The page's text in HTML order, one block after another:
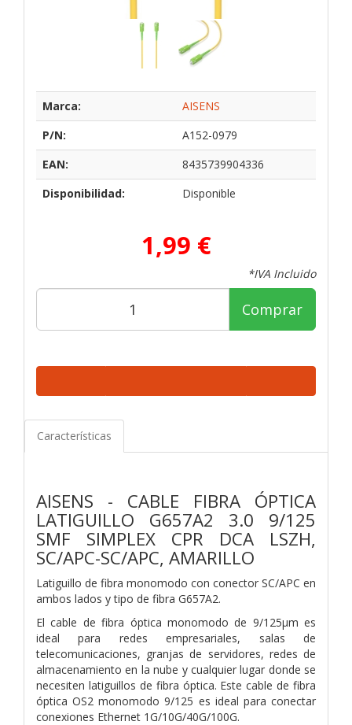
Marca:
AISENS
P/N:
A152-0979
EAN:
8435739904336
Disponibilidad:
Disponible
1,99 €
*IVA Incluido
Comprar
Características
AISENS - CABLE FIBRA ÓPTICA
LATIGUILLO G657A2 3.0 9/125
SMF SIMPLEX CPR DCA LSZH,
SC/APC-SC/APC, AMARILLO
Latiguillo de fibra monomodo con conector SC/APC en
ambos lados y tipo de fibra G657A2.
El cable de fibra óptica monomodo de 9/125µm es
ideal para redes empresariales, salas de
telecomunicaciones, granjas de servidores, redes de
almacenamiento en la nube y cualquier lugar donde se
necesiten latiguillos de fibra óptica. Este cable de fibra
óptica OS2 monomodo 9/125 es ideal para conectar
conexiones Ethernet 1G/10G/40G/100G.